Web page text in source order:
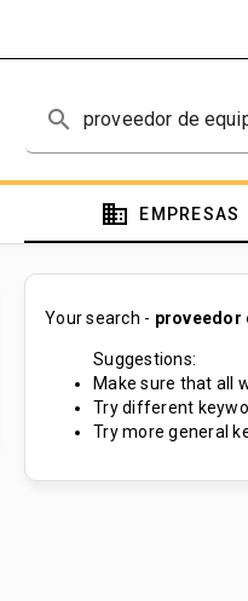
search
domain EMPRESAS
Your search - proveedor
Suggestions:
Make sure that all
Try different
Try more general